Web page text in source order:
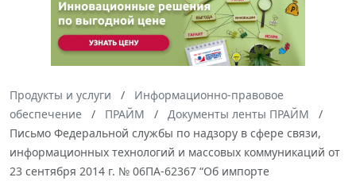
Продукты и услуги
Информационно-правовое
обеспечение
ПРАЙМ
Документы ленты ПРАЙМ
Письмо Федеральной службы по надзору в сфере связи,
информационных технологий и массовых коммуникаций от
23 сентября 2014 г. № 06ПА-62367 “Об импорте